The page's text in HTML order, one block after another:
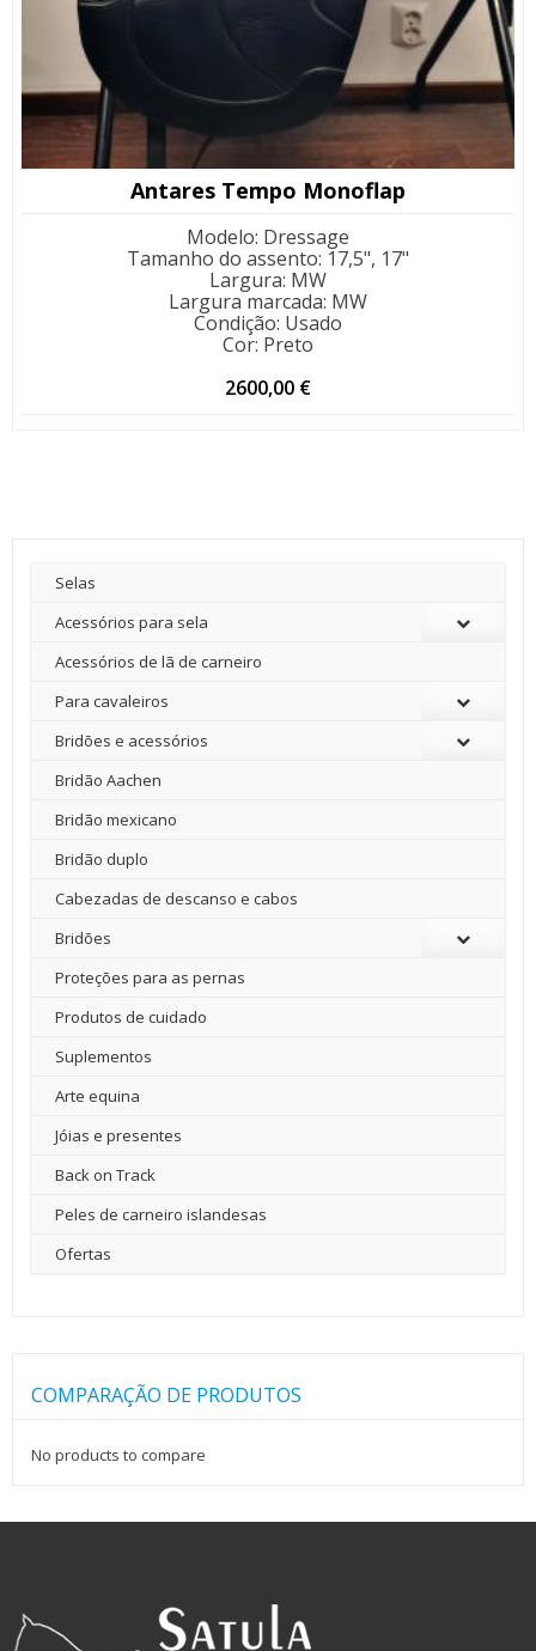
Antares Tempo Monoflap
Modelo: Dressage
Tamanho do assento: 17,5", 17"
Largura: MW
Largura marcada: MW
Condição: Usado
Cor: Preto
2600,00 €
Selas
Acessórios para sela
Acessórios de lã de carneiro
Para cavaleiros
Bridões e acessórios
Bridão Aachen
Bridão mexicano
Bridão duplo
Cabezadas de descanso e cabos
Bridões
Proteções para as pernas
Produtos de cuidado
Suplementos
Arte equina
Jóias e presentes
Back on Track
Peles de carneiro islandesas
Ofertas
COMPARAÇÃO DE PRODUTOS
No products to compare